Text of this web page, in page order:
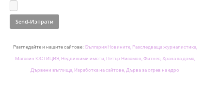
Разгледайте и нашите сайтове : България Новините, Разследваща журналистика,
Магазин ЮСТИЦИЯ, Недвижими имоти, Петър Низамов,Фитнес,Храна за дома,
Дървени въглища, Изработка на сайтове,Дърва за огрев на едро